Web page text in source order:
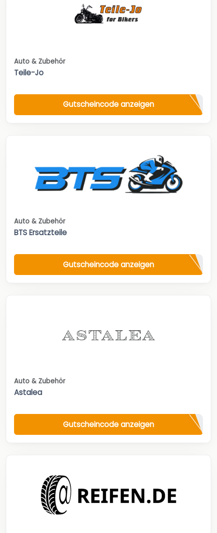
Auto & Zubehör
Teile-Jo
Gutscheincode anzeigen
Auto & Zubehör
BTS Ersatzteile
Gutscheincode anzeigen
Auto & Zubehör
Astalea
Gutscheincode anzeigen